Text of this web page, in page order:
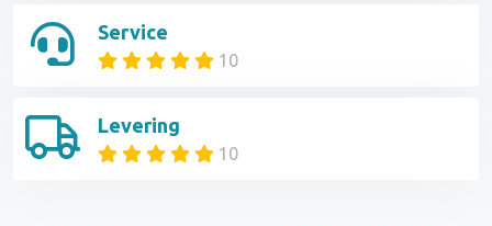
Service
10
Levering
10